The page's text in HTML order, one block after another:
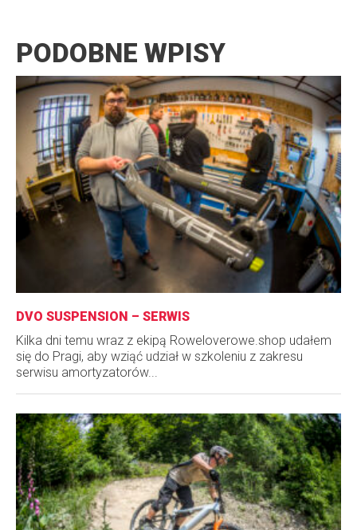
PODOBNE WPISY
DVO SUSPENSION – SERWIS
Kilka dni temu wraz z ekipą Roweloverowe.shop udałem
się do Pragi, aby wziąć udział w szkoleniu z zakresu
serwisu amortyzatorów...